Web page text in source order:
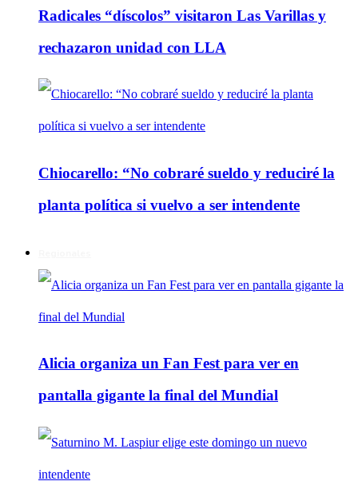
Radicales “díscolos” visitaron Las Varillas y
rechazaron unidad con LLA
Chiocarello: “No cobraré sueldo y reduciré la
planta política si vuelvo a ser intendente
Alicia organiza un Fan Fest para ver en
pantalla gigante la final del Mundial